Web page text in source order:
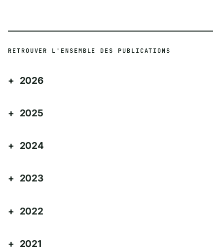
RETROUVER L'ENSEMBLE DES PUBLICATIONS
2026
2025
2024
2023
2022
2021